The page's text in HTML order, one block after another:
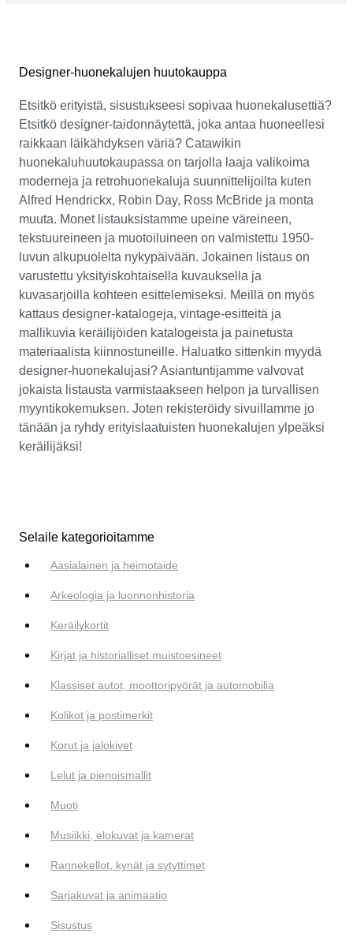
Designer-huonekalujen huutokauppa
Etsitkö erityistä, sisustukseesi sopivaa huonekalusettiä?
Etsitkö designer-taidonnäytettä, joka antaa huoneellesi
raikkaan läikähdyksen väriä? Catawikin
huonekaluhuutokaupassa on tarjolla laaja valikoima
moderneja ja retrohuonekaluja suunnittelijoilta kuten
Alfred Hendrickx, Robin Day, Ross McBride ja monta
muuta. Monet listauksistamme upeine väreineen,
tekstuureineen ja muotoiluineen on valmistettu 1950-
luvun alkupuolelta nykypäivään. Jokainen listaus on
varustettu yksityiskohtaisella kuvauksella ja
kuvasarjoilla kohteen esittelemiseksi. Meillä on myös
kattaus designer-katalogeja, vintage-esitteitä ja
mallikuvia keräilijöiden katalogeista ja painetusta
materiaalista kiinnostuneille. Haluatko sittenkin myydä
designer-huonekalujasi? Asiantuntijamme valvovat
jokaista listausta varmistaakseen helpon ja turvallisen
myyntikokemuksen. Joten rekisteröidy sivuillamme jo
tänään ja ryhdy erityislaatuisten huonekalujen ylpeäksi
keräilijäksi!
Selaile kategorioitamme
Aasialainen ja heimotaide
Arkeologia ja luonnonhistoria
Keräilykortit
Kirjat ja historialliset muistoesineet
Klassiset autot, moottoripyörät ja automobilia
Kolikot ja postimerkit
Korut ja jalokivet
Lelut ja pienoismallit
Muoti
Musiikki, elokuvat ja kamerat
Rannekellot, kynät ja sytyttimet
Sarjakuvat ja animaatio
Sisustus